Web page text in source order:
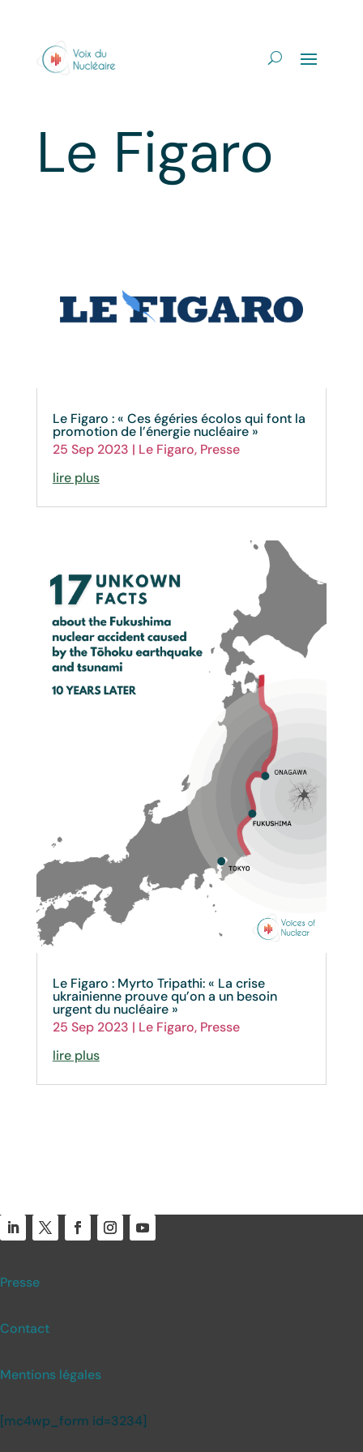
Le Figaro
Le Figaro : « Ces égéries écolos qui font la
promotion de l’énergie nucléaire »
25 Sep 2023 | Le Figaro, Presse
lire plus
Le Figaro : Myrto Tripathi: « La crise
ukrainienne prouve qu’on a un besoin
urgent du nucléaire »
25 Sep 2023 | Le Figaro, Presse
lire plus
Presse
Contact
Mentions légales
[mc4wp_form id=3234]